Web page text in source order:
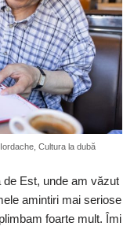
Cultura la dubă
de Est, unde am văzut
amintiri mai seriose
foarte mult. Îmi